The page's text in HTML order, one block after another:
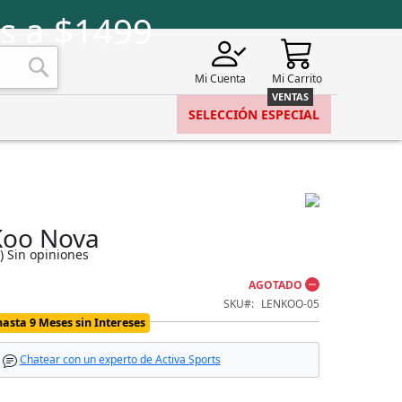
a $1499
Buscar
Mi Cuenta Mi Carrito
SELECCIÓN ESPECIAL
Nova
) Sin opiniones
AGOTADO
SKU
LENKOO-05
9 Meses sin Intereses
Chatear con un experto de Activa Sports